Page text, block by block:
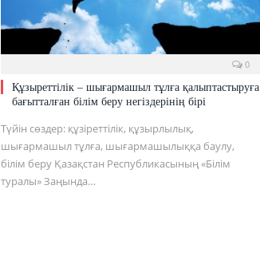
0
Құзыреттілік – шығармашыл тұлға қалыптастыруға
бағытталған білім беру негіздерінің бірі
Түйін сөздер: құзіреттілік, құзырлылық,
шығармашыл тұлға, шығармашылыққа баулу,
білім беру Қазақстан Республикасының «Білім
туралы» Заңында…